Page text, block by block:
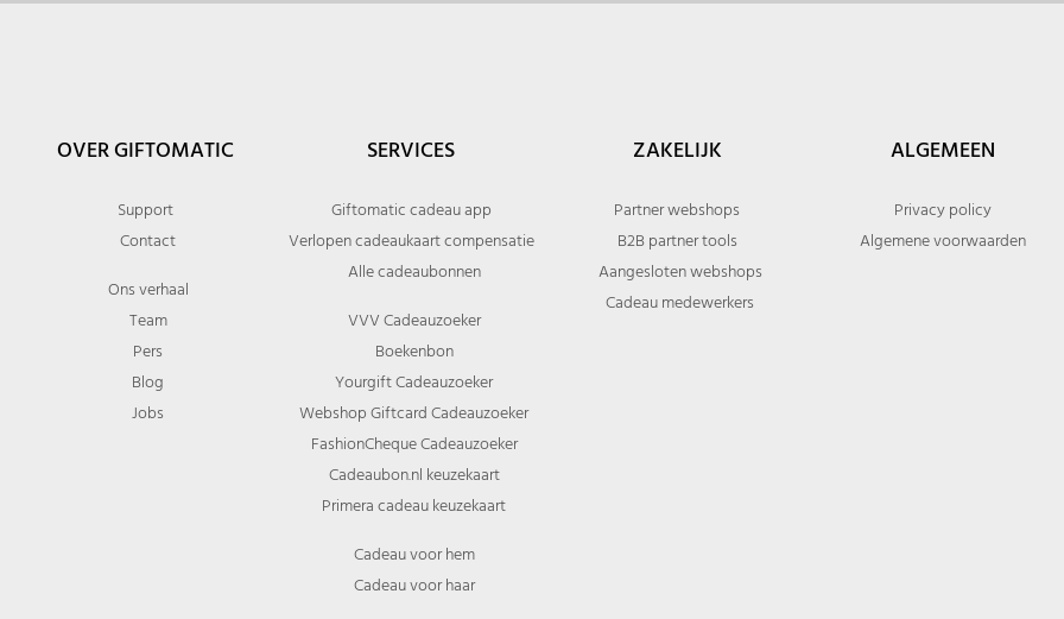
OVER GIFTOMATIC
Support
Contact
Ons verhaal
Team
Pers
Blog
Jobs
SERVICES
Giftomatic cadeau app
Verlopen cadeaukaart compensatie
Alle cadeaubonnen
VVV Cadeauzoeker
Boekenbon
Yourgift Cadeauzoeker
Webshop Giftcard Cadeauzoeker
FashionCheque Cadeauzoeker
Cadeaubon.nl keuzekaart
Primera cadeau keuzekaart
Cadeau voor hem
Cadeau voor haar
ZAKELIJK
Partner webshops
B2B partner tools
Aangesloten webshops
Cadeau medewerkers
ALGEMEEN
Privacy policy
Algemene voorwaarden